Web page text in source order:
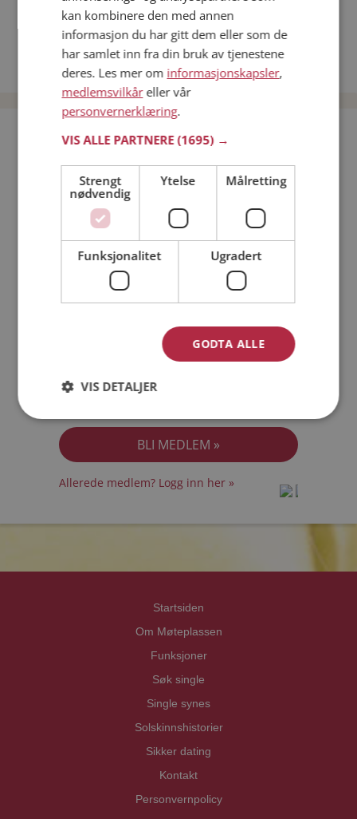
Date menn i Norge
Date kvinner i Norge
Bli medlem gratis!
Jeg er en: Mann Kvinne
Min alder:
Jeg akseptererMedlemsvilkårene
Allerede medlem? Logg inn her »
Startsiden
Om Møteplassen
Funksjoner
Søk single
Single synes
Solskinnshistorier
Sikker dating
Kontakt
Personvernpolicy
kan kombinere den med annen
informasjon du har gitt dem eller som de
har samlet inn fra din bruk av tjenestene
deres. Les mer om informasjonskapsler,
medlemsvilkåreller vår
personvernerklæring.
VIS ALLE PARTNERE(1695) →
Strengt
nødvendig
Ytelse Målretting
Funksjonalitet Ugradert
GODTA ALLE
VIS DETALJER